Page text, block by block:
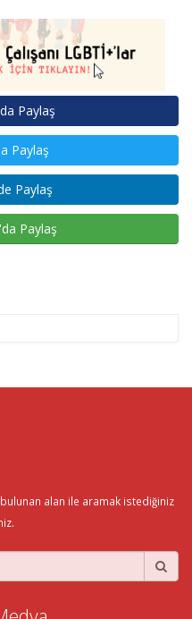
Paylaş
Paylaş
Paylaş
Paylaş
alan ile aramak istediğiniz